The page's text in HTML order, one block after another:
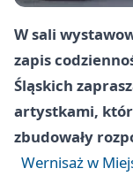
W sali
zapis
Śląskich
artystkami,
zbudowały
Wernisaż w